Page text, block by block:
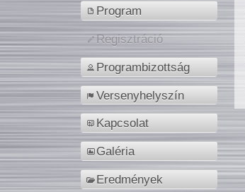
Program
Regisztráció
Programbizottság
Versenyhelyszín
Kapcsolat
Galéria
Eredmények